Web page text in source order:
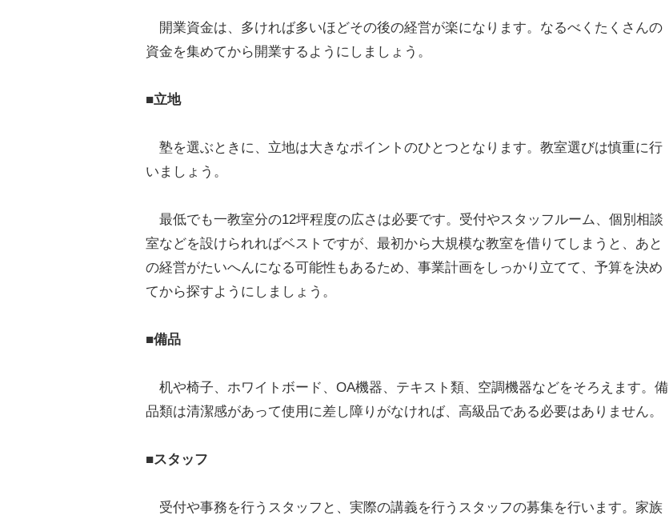
開業資金は、多ければ多いほどその後の経営が楽になります。なるべくたくさんの
資金を集めてから開業するようにしましょう。
■立地
塾を選ぶときに、立地は大きなポイントのひとつとなります。教室選びは慎重に行
いましょう。
最低でも一教室分の12坪程度の広さは必要です。受付やスタッフルーム、個別相談
室などを設けられればベストですが、最初から大規模な教室を借りてしまうと、あと
の経営がたいへんになる可能性もあるため、事業計画をしっかり立てて、予算を決め
てから探すようにしましょう。
■備品
机や椅子、ホワイトボード、OA機器、テキスト類、空調機器などをそろえます。備
品類は清潔感があって使用に差し障りがなければ、高級品である必要はありません。
■スタッフ
受付や事務を行うスタッフと、実際の講義を行うスタッフの募集を行います。家族